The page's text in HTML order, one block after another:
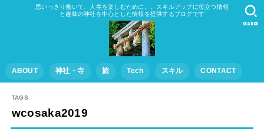
思いっきり働いて、人生を楽しむために。。スキルアップに役立つ情報
と趣味の神社を中心とした情報を提供するブログです
ABOUT 神社・寺 旅 Tech スキル CONTACT
SEARCH
wcosaka2019